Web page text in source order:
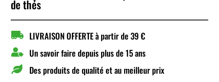
de thés
 LIVRAISON OFFERTE à partir de 39 €
 Un savoir faire depuis plus de 15 ans
 Des produits de qualité et au meilleur prix